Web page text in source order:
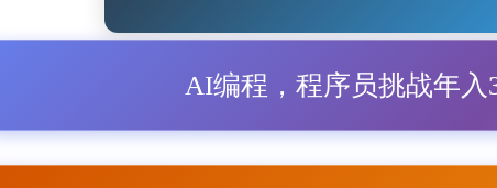
AI编程，程序员挑战年入